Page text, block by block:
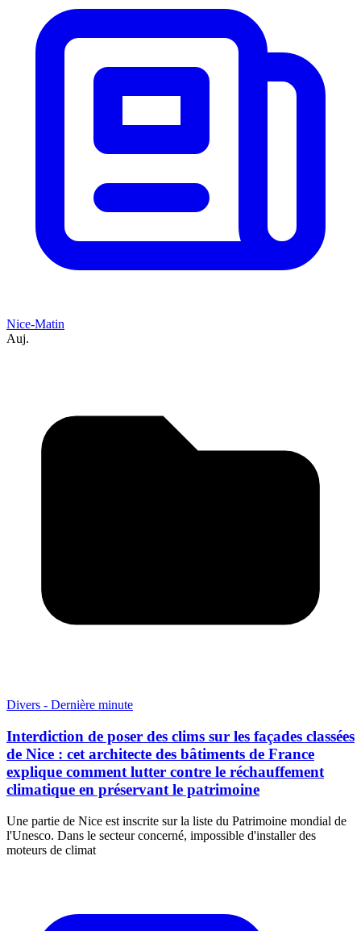
Nice-Matin
Auj.
Divers - Dernière minute
Interdiction de poser des clims sur les façades classées
de Nice : cet architecte des bâtiments de France
explique comment lutter contre le réchauffement
climatique en préservant le patrimoine
Une partie de Nice est inscrite sur la liste du Patrimoine mondial de
l'Unesco. Dans le secteur concerné, impossible d'installer des
moteurs de climat